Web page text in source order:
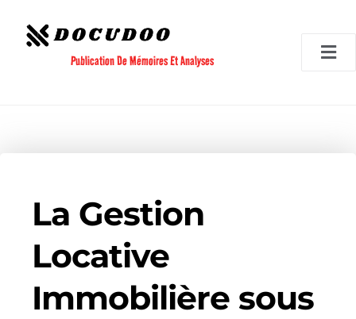
contenu
Publication De Mémoires Et Analyses
La Gestion
Locative
Immobilière sous